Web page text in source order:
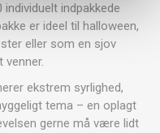
indpakkede
er ideel til halloween,
eller som en sjov
venner.
ekstrem syrlighed,
tema – en oplagt
gerne må være lidt